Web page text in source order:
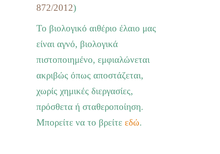
872/2012)
Το βιολογικό αιθέριο έλαιο μας
είναι αγνό, βιολογικά
πιστοποιημένο, εμφιαλώνεται
ακριβώς όπως αποστάζεται,
χωρίς χημικές διεργασίες,
πρόσθετα ή σταθεροποίηση.
Μπορείτε να το βρείτε εδώ.